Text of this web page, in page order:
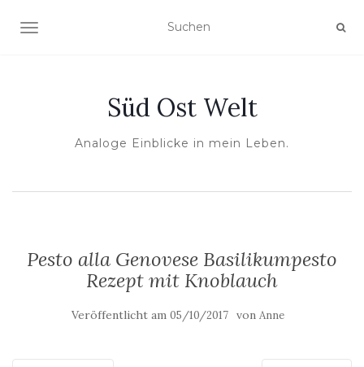
NAVIGATION UMSCHALTEN
Süd Ost Welt
Analoge Einblicke in mein Leben.
Pesto alla Genovese Basilikumpesto
Rezept mit Knoblauch
Veröffentlicht am 05/10/2017 von Anne